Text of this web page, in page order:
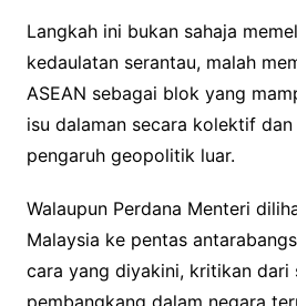
Langkah ini bukan sahaja
kedaulatan serantau, malah
ASEAN sebagai blok yang
isu dalaman secara kolektif
pengaruh geopolitik luar.
Walaupun Perdana Menteri
Malaysia ke pentas
cara yang diyakini, kritikan dari
pembangkang dalam negara